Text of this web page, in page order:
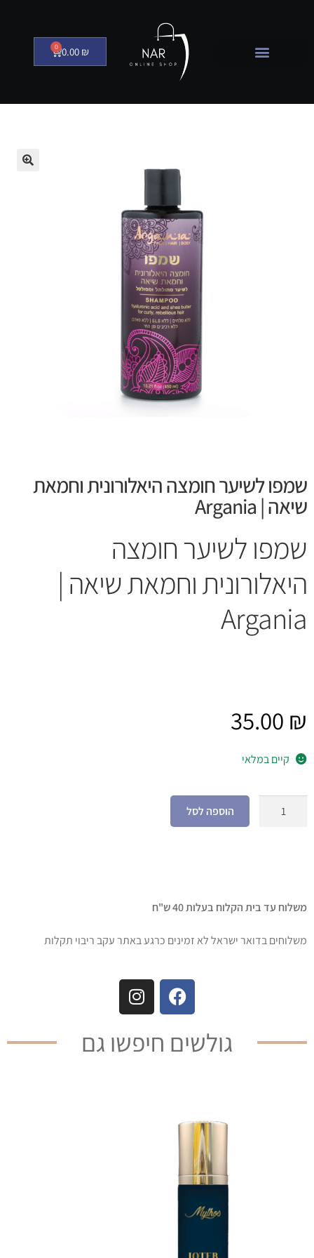
0.00 ₪
0
שמפו לשיער חומצה היאלורונית וחמאת
שיאה | Argania
שמפו לשיער חומצה
היאלורונית וחמאת שיאה |
Argania
35.00 ₪
קיים במלאי
הוספה לסל
משלוח עד בית הקלוח בעלות 40 ש"ח
משלוחים בדואר ישראל לא זמינים כרגע באתר עקב ריבוי תקלות
גולשים חיפשו גם